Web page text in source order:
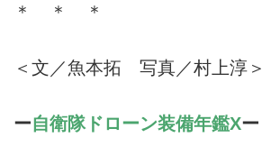
＊ ＊ ＊
＜文／魚本拓 写真／村上淳＞
ー自衛隊ドローン装備年鑑Xー